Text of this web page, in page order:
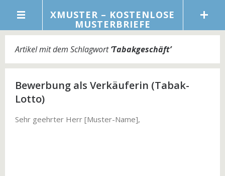
XMUSTER – KOSTENLOSE
MUSTERBRIEFE
Artikel mit dem Schlagwort‘Tabakgeschäft’
Bewerbung als Verkäuferin (Tabak-
Lotto)
Sehr geehrter Herr [Muster-Name],